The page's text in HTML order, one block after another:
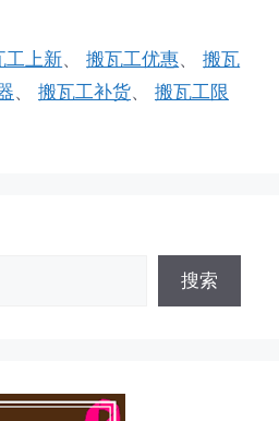
工上新、搬瓦工优惠、搬瓦
、 搬瓦工补货、 搬瓦工限
搜索